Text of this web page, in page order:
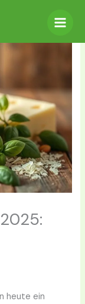
heute ein